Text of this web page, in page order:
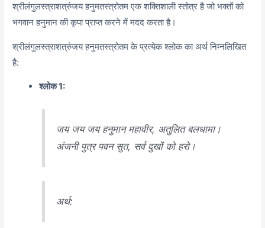
श्रीलंगुलस्त्राशत्रुंजय हनुमतस्त्रोतम एक शक्तिशाली स्तोत्र है जो भक्तों को
भगवान हनुमान की कृपा प्राप्त करने में मदद करता है।
श्रीलंगुलस्त्राशत्रुंजय हनुमतस्त्रोतम के प्रत्येक श्लोक का अर्थ निम्नलिखित
है:
श्लोक 1:
जय जय जय हनुमान महावीर, अतुलित बलधामा।
अंजनी पुत्र पवन सुत, सर्व दुखों को हरो।
अर्थ: